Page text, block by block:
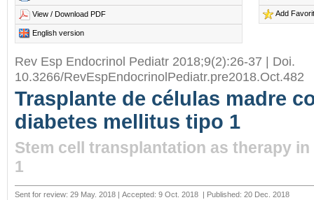
View / Download PDF
English version
Add
Rev Esp Endocrinol Pediatr 2018;9(2):26-37 | Doi.
10.3266/RevEspEndocrinolPediatr.pre2018.Oct.482
Trasplante de células madre
diabetes mellitus tipo 1
Stem cell transplantation as therapy
1
Sent for review: 29 May. 2018 | Accepted: 9 Oct. 2018 | Published: 20 Dec. 2018